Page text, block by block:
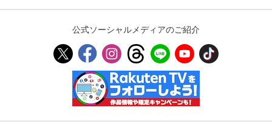
公式ソーシャルメディアのご紹介